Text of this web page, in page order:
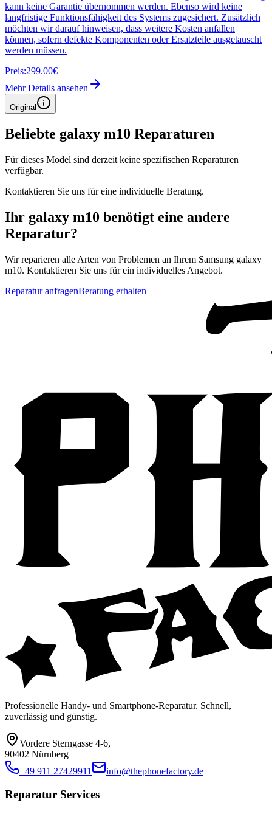
kann keine Garantie übernommen werden. Ebenso wird keine
langfristige Funktionsfähigkeit des Systems zugesichert. Zusätzlich
möchten wir darauf hinweisen, dass weitere Kosten anfallen
können, sofern defekte Komponenten oder Ersatzteile ausgetauscht
werden müssen.
Preis:299.00€
Mehr Details ansehen
Original
Beliebte galaxy m10 Reparaturen
Für dieses Model sind derzeit keine spezifischen Reparaturen
verfügbar.
Kontaktieren Sie uns für eine individuelle Beratung.
Ihr galaxy m10 benötigt eine andere
Reparatur?
Wir reparieren alle Arten von Problemen an Ihrem Samsung galaxy
m10. Kontaktieren Sie uns für ein individuelles Angebot.
Reparatur anfragenBeratung erhalten
Professionelle Handy- und Smartphone-Reparatur. Schnell,
zuverlässig und günstig.
Vordere Sterngasse 4-6,
90402 Nürnberg
+49 911 27429911
info@thephonefactory.de
Reparatur Services